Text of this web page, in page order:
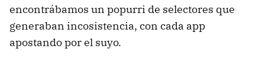
encontrábamos un popurri de selectores que
generaban incosistencia, con cada app
apostando por el suyo.